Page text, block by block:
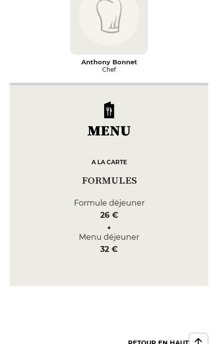
Anthony Bonnet
Chef
MENU
A LA CARTE
FORMULES
Formule déjeuner
26 €
Menu déjeuner
32 €
RETOUR EN HAUT